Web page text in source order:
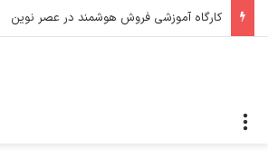
کارگاه آموزشی فروش هوشمند در عصر نوین